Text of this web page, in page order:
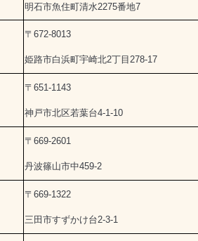
明石市魚住町清水2275番地7
〒672-8013
姫路市白浜町宇崎北2丁目278-17
〒651-1143
神戸市北区若葉台4-1-10
〒669-2601
丹波篠山市中459-2
〒669-1322
三田市すずかけ台2-3-1